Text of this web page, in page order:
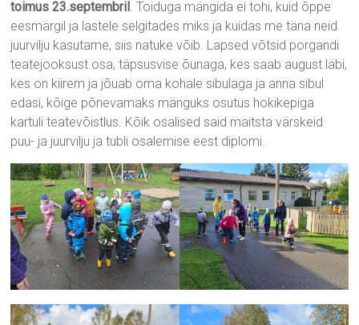
toimus 23.septembril . Toiduga mängida ei tohi, kuid õppe
eesmärgil ja lastele selgitades miks ja kuidas me täna neid
juurvilju kasutame, siis natuke võib. Lapsed võtsid porgandi
teatejooksust osa, täpsusvise õunaga, kes saab august läbi,
kes on kiirem ja jõuab oma kohale sibulaga ja anna sibul
edasi, kõige põnevamaks mänguks osutus hokikepiga
kartuli teatevõistlus. Kõik osalised said maitsta värskeid
puu- ja juurvilju ja tubli osalemise eest diplomi.